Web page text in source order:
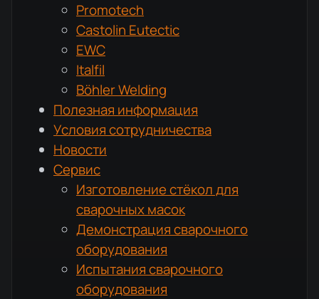
Promotech
Castolin Eutectic
EWC
Italfil
Böhler Welding
Полезная информация
Условия сотрудничества
Новости
Сервис
Изготовление стёкол для
сварочных масок
Демонстрация сварочного
оборудования
Испытания сварочного
оборудования